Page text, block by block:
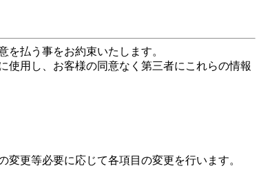
払う事をお約束いたします。
使用し、お客様の同意なく第三者にこれらの情報
更等必要に応じて各項目の変更を行います。